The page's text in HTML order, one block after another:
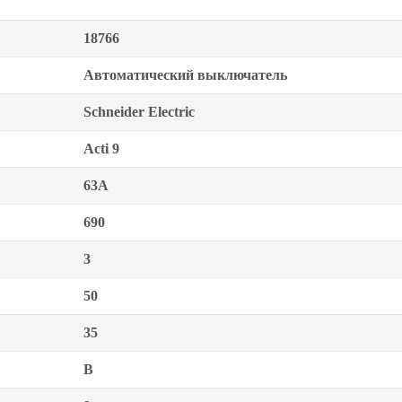
18766
Автоматический выключатель
Schneider Electric
Acti 9
63А
690
3
50
35
B